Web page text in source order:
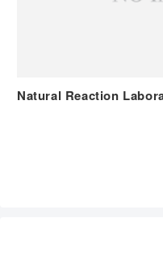
Natural Reaction